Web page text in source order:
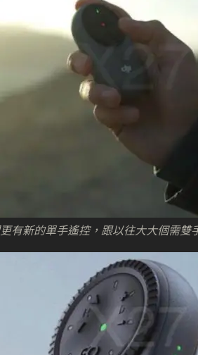
有新的單手遙控，跟以往大大個需雙